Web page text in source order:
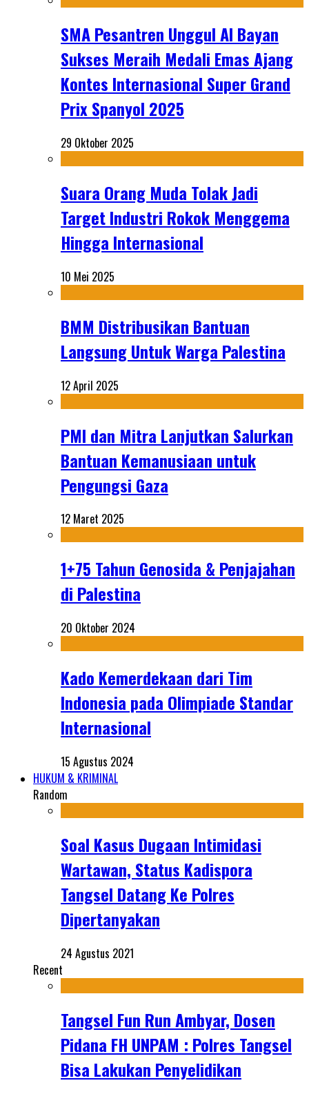
SMA Pesantren Unggul Al Bayan
Sukses Meraih Medali Emas Ajang
Kontes Internasional Super Grand
Prix Spanyol 2025
29 Oktober 2025
Suara Orang Muda Tolak Jadi
Target Industri Rokok Menggema
Hingga Internasional
10 Mei 2025
BMM Distribusikan Bantuan
Langsung Untuk Warga Palestina
12 April 2025
PMI dan Mitra Lanjutkan Salurkan
Bantuan Kemanusiaan untuk
Pengungsi Gaza
12 Maret 2025
1+75 Tahun Genosida & Penjajahan
di Palestina
20 Oktober 2024
Kado Kemerdekaan dari Tim
Indonesia pada Olimpiade Standar
Internasional
15 Agustus 2024
HUKUM & KRIMINAL
Random
Soal Kasus Dugaan Intimidasi
Wartawan, Status Kadispora
Tangsel Datang Ke Polres
Dipertanyakan
24 Agustus 2021
Recent
Tangsel Fun Run Ambyar, Dosen
Pidana FH UNPAM : Polres Tangsel
Bisa Lakukan Penyelidikan